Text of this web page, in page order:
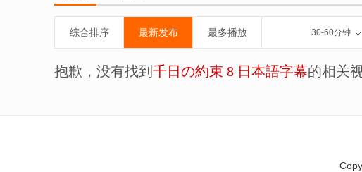
综合排序 最新发布 最多播放 30-60分钟
抱歉，没有找到 千日の約束 8 日本語字幕的相关